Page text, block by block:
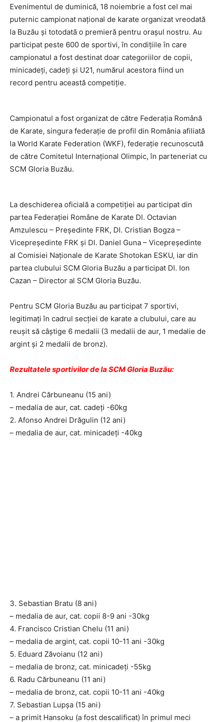
Evenimentul de duminică, 18 noiembrie a fost cel mai
puternic campionat național de karate organizat vreodată
la Buzău și totodată o premieră pentru orașul nostru. Au
participat peste 600 de sportivi, în condițiile în care
campionatul a fost destinat doar categoriilor de copii,
minicadeți, cadeți și U21, numărul acestora fiind un
record pentru această competiție.
Campionatul a fost organizat de către Federația Română
de Karate, singura federație de profil din România afiliată
la World Karate Federation (WKF), federație recunoscută
de către Comitetul Internațional Olimpic, în parteneriat cu
SCM Gloria Buzău.
La deschiderea oficială a competiției au participat din
partea Federației Române de Karate Dl. Octavian
Amzulescu – Președinte FRK, Dl. Cristian Bogza –
Vicepreședinte FRK și Dl. Daniel Guna – Vicepreședinte
al Comisiei Naționale de Karate Shotokan ESKU, iar din
partea clubului SCM Gloria Buzău a participat Dl. Ion
Cazan – Director al SCM Gloria Buzău.
Pentru SCM Gloria Buzău au participat 7 sportivi,
legitimați în cadrul secției de karate a clubului, care au
reușit să câștige 6 medalii (3 medalii de aur, 1 medalie de
argint și 2 medalii de bronz).
Rezultatele sportivilor de la SCM Gloria Buzău:
1. Andrei Cărbuneanu (15 ani)
– medalia de aur, cat. cadeți -60kg
2. Afonso Andrei Drăgulin (12 ani)
– medalia de aur, cat. minicadeți -40kg
3. Sebastian Bratu (8 ani)
– medalia de aur, cat. copii 8-9 ani -30kg
4. Francisco Cristian Chelu (11 ani)
– medalia de argint, cat. copii 10-11 ani -30kg
5. Eduard Zăvoianu (12 ani)
– medalia de bronz, cat. minicadeți -55kg
6. Radu Cărbuneanu (11 ani)
– medalia de bronz, cat. copii 10-11 ani -40kg
7. Sebastian Lupșa (15 ani)
– a primit Hansoku (a fost descalificat) în primul meci